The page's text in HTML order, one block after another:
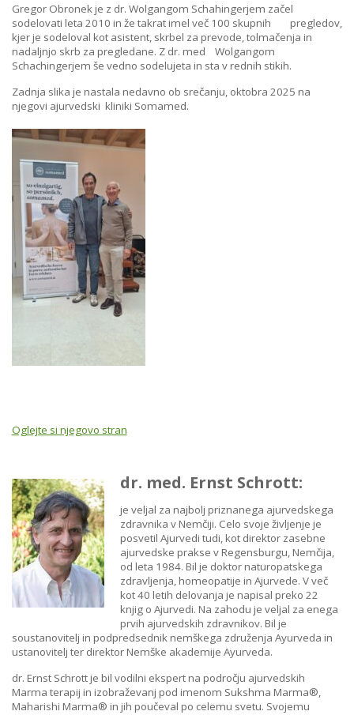
Gregor Obronek je z dr. Wolgangom Schahingerjem začel
sodelovati leta 2010 in že takrat imel več 100 skupnih pregledov,
kjer je sodeloval kot asistent, skrbel za prevode, tolmačenja in
nadaljnjo skrb za pregledane. Z dr. med Wolgangom
Schachingerjem še vedno sodelujeta in sta v rednih stikih.
Zadnja slika je nastala nedavno ob srečanju, oktobra 2025 na
njegovi ajurvedski kliniki Somamed.
Oglejte si njegovo stran
dr. med. Ernst Schrott:
je veljal za najbolj priznanega ajurvedskega
zdravnika v Nemčiji. Celo svoje življenje je
posvetil Ajurvedi tudi, kot direktor zasebne
ajurvedske prakse v Regensburgu, Nemčija,
od leta 1984. Bil je doktor naturopatskega
zdravljenja, homeopatije in Ajurvede. V več
kot 40 letih delovanja je napisal preko 22
knjig o Ajurvedi. Na zahodu je veljal za enega
prvih ajurvedskih zdravnikov. Bil je
soustanovitelj in podpredsednik nemškega združenja Ayurveda in
ustanovitelj ter direktor Nemške akademije Ayurveda.
dr. Ernst Schrott je bil vodilni ekspert na področju ajurvedskih
Marma terapij in izobraževanj pod imenom Sukshma Marma®,
Maharishi Marma® in jih poučeval po celemu svetu. Svojemu